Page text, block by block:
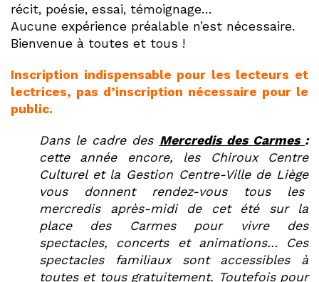
récit, poésie, essai, témoignage…
Aucune expérience préalable n’est nécessaire.
Bienvenue à toutes et tous !
Inscription indispensable pour les lecteurs et
lectrices, pas d’inscription nécessaire pour le
public.
Dans le cadre des Mercredis des Carmes :
cette année encore, les Chiroux Centre
Culturel et la Gestion Centre-Ville de Liège
vous donnent rendez-vous tous les
mercredis après-midi de cet été sur la
place des Carmes pour vivre des
spectacles, concerts et animations… Ces
spectacles familiaux sont accessibles à
toutes et tous gratuitement. Toutefois pour